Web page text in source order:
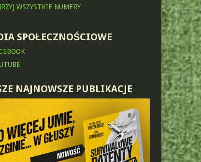
WSZYSTKIE NUMERY
SPOŁECZNOŚCIOWE
NAJNOWSZE PUBLIKACJE